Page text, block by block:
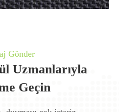
Gönder
Uzmanlarıyla
Geçin